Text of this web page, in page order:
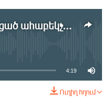
Սիրիայում տեղի ունեցած ահաբեկչության հետեւանքով հայ է զոհվել
available
4:19
Ուղիղ հղում